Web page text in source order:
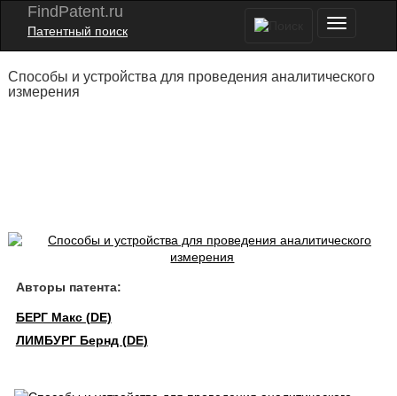
FindPatent.ru
Патентный поиск
Способы и устройства для проведения аналитического
измерения
Авторы патента:
БЕРГ Макс (DE)
ЛИМБУРГ Бернд (DE)